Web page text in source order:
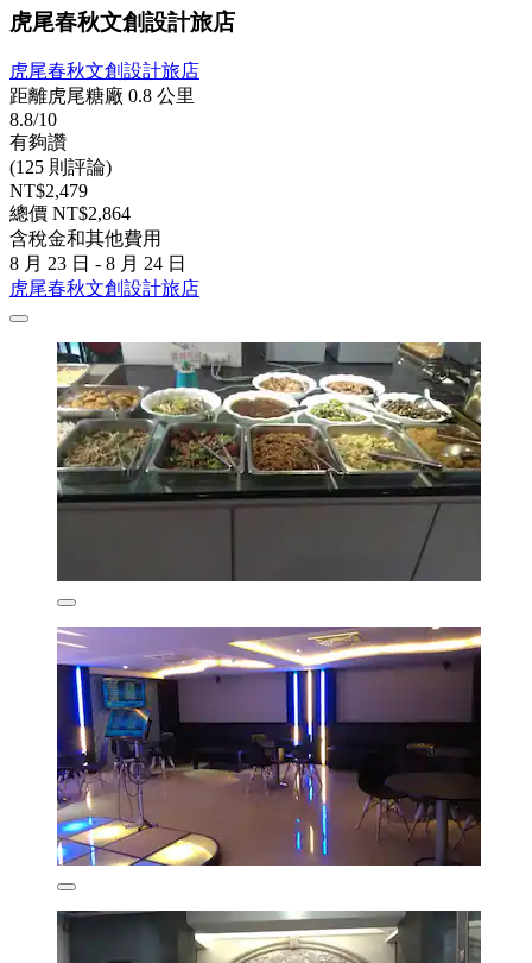
虎尾春秋文創設計旅店
虎尾春秋文創設計旅店
距離虎尾糖廠 0.8 公里
8.8/10
有夠讚
(125 則評論)
NT$2,479
總價 NT$2,864
含稅金和其他費用
8 月 23 日 - 8 月 24 日
虎尾春秋文創設計旅店